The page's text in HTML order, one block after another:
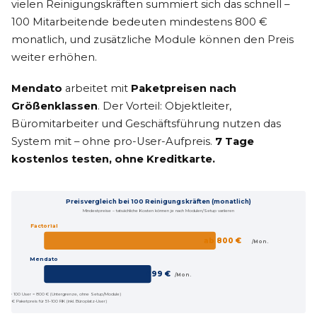
vielen Reinigungskräften summiert sich das schnell –
100 Mitarbeitende bedeuten mindestens 800 €
monatlich, und zusätzliche Module können den Preis
weiter erhöhen.
Mendato arbeitet mit Paketpreisen nach
Größenklassen. Der Vorteil: Objektleiter,
Büromitarbeiter und Geschäftsführung nutzen das
System mit – ohne pro-User-Aufpreis. 7 Tage
kostenlos testen, ohne Kreditkarte.
Preisvergleich bei 100 Reinigungskräften (monatlich)
Mindestpreise – tatsächliche Kosten können je nach Modulen/Setup variieren
Factorial
ab 800 € /Mon.
Mendato
499 € /Mon.
× 100 User = 800 € (Untergrenze, ohne Setup/Module)
499 € Paketpreis für 51–100 RK (inkl. Büroplatz-User)